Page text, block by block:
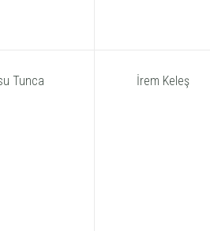
Tunca İrem Keleş